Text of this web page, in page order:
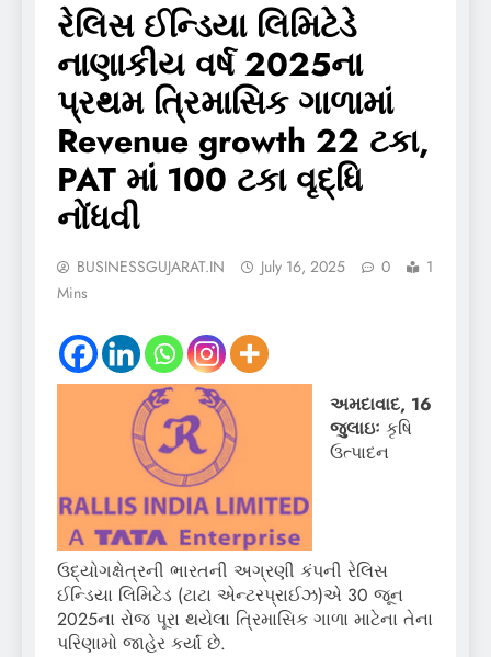
રેલિસ ઈન્ડિયા લિમિટેડે
નાણાકીય વર્ષ 2025ના
પ્રથમ ત્રિમાસિક ગાળામાં
Revenue growth 22 ટકા,
PAT માં 100 ટકા વૃદ્ધિ
નોંધવી
BUSINESSGUJARAT.IN July 16, 2025 0
1
Mins
અમદાવાદ, 16
જુલાઇઃ કૃષિ
ઉત્પાદન
ઉદ્યોગક્ષેત્રની ભારતની અગ્રણી કંપની રેલિસ
ઈન્ડિયા લિમિટેડ (ટાટા એન્ટરપ્રાઈઝ)એ 30 જૂન
2025ના રોજ પૂરા થયેલા ત્રિમાસિક ગાળા માટેના તેના
પરિણામો જાહેર કર્યાં છે.